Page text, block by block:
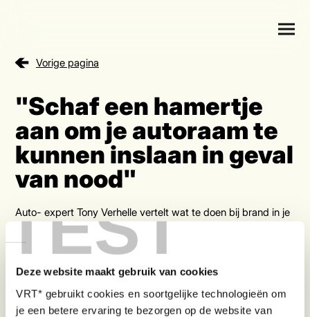
TEST
Deze website maakt gebruik van cookies
VRT* gebruikt cookies en soortgelijke technologieën om
je een betere ervaring te bezorgen op de website van
Vorige pagina
"Schaf een hamertje
aan om je autoraam te
kunnen inslaan in geval
van nood"
Auto- expert Tony Verhelle vertelt wat te doen bij brand in je
auto. Vooral deurklinken zijn een groot probleem omdat die,
vooral bij nieuwe auto’s, er mooi moeten uitzien en dus
minder functioneel zijn: “In China zijn er zelfs wetsontwerpen
om onveilige deurklinken te verbieden.’